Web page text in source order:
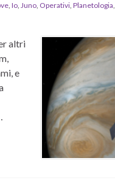
, Io, Juno, Operativi, Planetologia,
altri
e